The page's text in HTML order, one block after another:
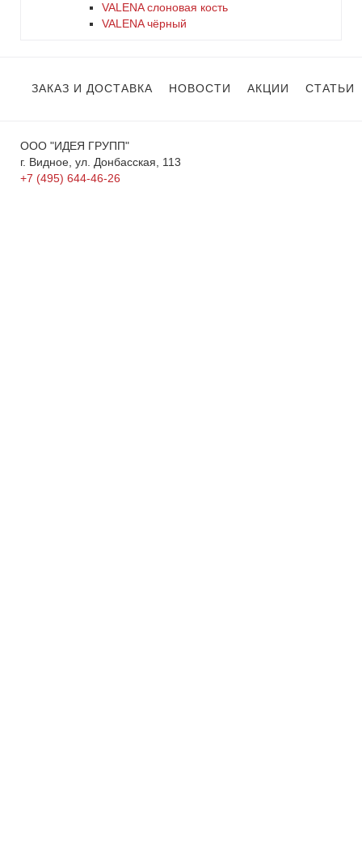
VALENA слоновая кость
VALENA чёрный
ЗАКАЗ И ДОСТАВКА НОВОСТИ АКЦИИ СТАТЬИ
ООО "ИДЕЯ ГРУПП"
г. Видное, ул. Донбасская, 113
+7 (495) 644-46-26